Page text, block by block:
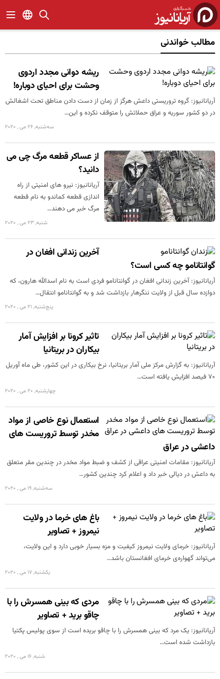
مطالب خواندنی
ریشه دوانی مجدد اردوی
وحشت برای احیای دوباره!
آریانانیوز: گروه تروریستی داعش هرگز از زمان از دست دادن مناطق تحت اشغالش
در دو کشور سوریه و عراق حملاتش را متوقف نکرده و این…
سه‌شنبه, 26 می , 2020
از عساکر قطعه مرگ چی می
دانید؟
آریانانیوز: نیرو های امنیتی از راه
اندازی قطعه کماندو به نام قطعه
مرگ خبر می دهند…
شنبه, 23 می , 2020
آخرین زندانی افغان در
گوانتانامو چه کسی است؟
آریانانیوز: آخرین زندانی افغان در گوانتانامو فردی است به نام اسدالله هارون، که
دوازده سال قبل از ولایت ننگرهار بازداشت شد و به گوانتانامو انتقال…
پنج‌شنبه, 21 می , 2020
تاثیر کرونا بر افزایش آمار
بیکاران در بریتانیا
آریانانیوز: به گزارش مرکز ملی آمار بریتانیا، نرخ بیکاری در این کشور، طی ماه آوریل
۷۰ فیصد افزایش یافته است…
چهارشنبه, 20 می , 2020
استعمال نوع خاصی از مواد
مخدر توسط تروریست های
داعشی در عراق
آریانانیوز: مقامات امنیتی عراقی از کشف و ضبط مواد مخدر در چندین مقر متعلق
به داعش در دیالی خبر داد و اعلام کرد چندین کشور…
سه‌شنبه, 19 می , 2020
باغ های خرما در ولایت
نیمروز + تصاویر
آریانانیوز: خرمای ولایت نیمروز کیفیت و مزه بسیار خوبی دارد و این ولایت،
می‌تواند گهواره‌ی خرمای افغانستان باشد…
یکشنبه, 17 می , 2020
مردی که بینی همسرش را با
چاقو برید + تصاویر
آریانانیوز: یک مرد که بینی همسرش را با چاقو بریده است از سوی پولیس پکتیا
بازداشت شده است…
شنبه, 16 می , 2020